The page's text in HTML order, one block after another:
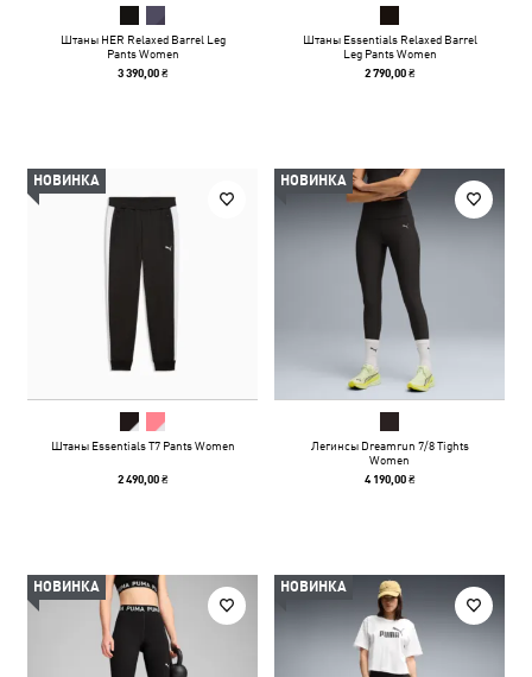
Штаны HER Relaxed Barrel Leg
Pants Women
3 390,00 ₴
Штаны Essentials Relaxed Barrel
Leg Pants Women
2 790,00 ₴
НОВИНКА
Штаны Essentials T7 Pants Women
2 490,00 ₴
НОВИНКА
Легинсы Dreamrun 7/8 Tights
Women
4 190,00 ₴
НОВИНКА НОВИНКА